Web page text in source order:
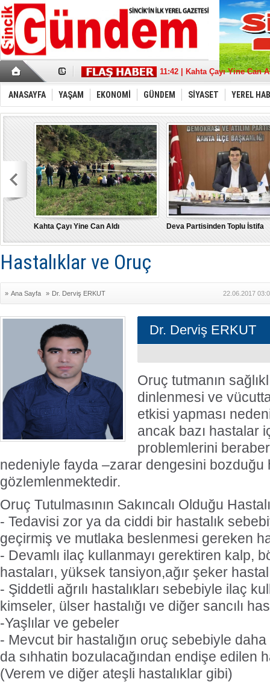
17:36 | Sincik Doğalgaza
11:42 | Kahta Çayı Yine Can
18:21 | Deva Partisinden
13:39 | Sait Aybak'a Büyük
08:32 | Aybak, Adıyaman'da
21:11 | “Türkiye İçin” tüm
22:53 | MHP Adıyaman
17:43 | Depremde hasar
10:17 | Burak Gelir’’
15:21 | "Bu Yanlıştan Biran
ANASAYFA YAŞAM EKONOMİ GÜNDEM SİYASET YEREL
Kahta Çayı Yine Can Aldı Deva Partisinden Toplu İstifa
Hastalıklar ve Oruç
» Ana Sayfa » Dr. Derviş ERKUT 22.06.2017
Dr. Derviş ERKUT
Oruç tutmanın
dinlenmesi ve
etkisi yapması
ancak bazı hastalar
problemlerini
nedeniyle fayda –zarar dengesini bozduğu
gözlemlenmektedir.
Oruç Tutulmasının Sakıncalı Olduğu
- Tedavisi zor ya da ciddi bir hastalık
geçirmiş ve mutlaka beslenmesi gereken
- Devamlı ilaç kullanmayı gerektiren kalp,
hastaları, yüksek tansiyon,ağır şeker
- Şiddetli ağrılı hastalıkları sebebiyle ilaç
kimseler, ülser hastalığı ve diğer sancılı
-Yaşlılar ve gebeler
- Mevcut bir hastalığın oruç sebebiyle
da sıhhatin bozulacağından endişe edilen
(Verem ve diğer ateşli hastalıklar gibi)